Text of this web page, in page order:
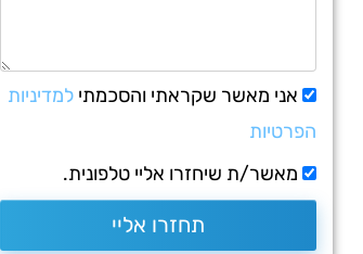
אני מאשר שקראתי והסכמתי למדיניות
הפרטיות
מאשר/ת שיחזרו אליי טלפונית.
תחזרו אליי